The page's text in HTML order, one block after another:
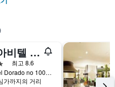
호텔 아비텔 프라임
최고 8.6
Avenida el Dorado no 100-97, 보고타, 콜롬비아
가까지의 거리